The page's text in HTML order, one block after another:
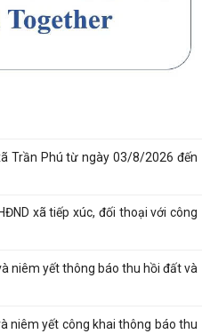
ủy xã Trần Phú về dự sinh hoạt
xã Trần Phú về dự sinh hoạt
Chủ tịch UBND xã (05/8/2026)
Trần Phú từ ngày 03/8/2026 đến
xã tiếp xúc, đối thoại với công
niêm yết thông báo thu hồi đất và
niêm yết công khai thông báo thu